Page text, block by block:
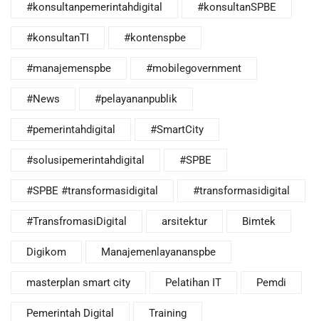
#konsultanpemerintahdigital #konsultanSPBE
#konsultanTI #kontenspbe
#manajemenspbe #mobilegovernment
#News #pelayananpublik
#pemerintahdigital #SmartCity
#solusipemerintahdigital #SPBE
#SPBE #transformasidigital #transformasidigital
#TransfromasiDigital arsitektur Bimtek
Digikom Manajemenlayananspbe
masterplan smart city Pelatihan IT Pemdi
Pemerintah Digital Training